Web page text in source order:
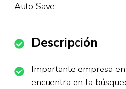
Auto Save
Descripción
Importante empresa
encuentra en la